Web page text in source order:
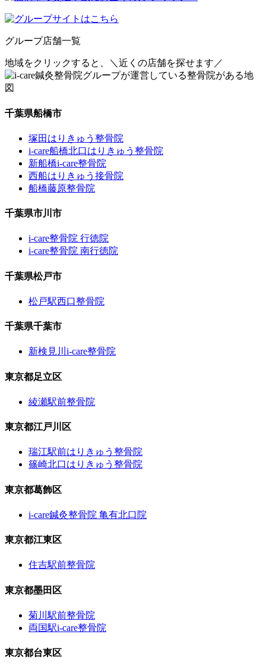
グループ店舗一覧
地域をクリックすると、 ＼近くの店舗を探せます／
千葉県船橋市
塚田はりきゅう整骨院
i-care船橋北口はりきゅう整骨院
新船橋i-care整骨院
西船はりきゅう接骨院
船橋藤原整骨院
千葉県市川市
i-care整骨院 行徳院
i-care整骨院 南行徳院
千葉県松戸市
松戸駅西口整骨院
千葉県千葉市
新検見川i-care整骨院
東京都足立区
綾瀬駅前整骨院
東京都江戸川区
瑞江駅前はりきゅう整骨院
篠崎北口はりきゅう整骨院
東京都葛飾区
i-care鍼灸整骨院 亀有北口院
東京都江東区
住吉駅前整骨院
東京都墨田区
菊川駅前整骨院
両国駅i-care整骨院
東京都台東区